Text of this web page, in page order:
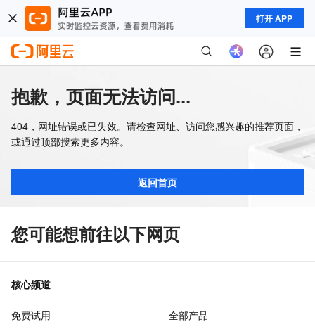
打开 APP
抱歉，页面无法访问...
404，网址错误或已失效。请检查网址、访问您感兴趣的推荐页面，
或通过顶部搜索更多内容。
返回首页
您可能想前往以下网页
核心频道
免费试用 全部产品